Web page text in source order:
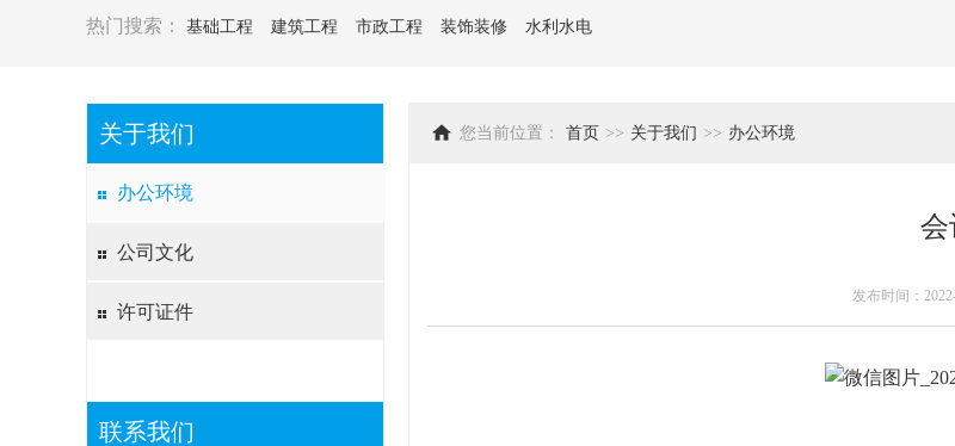
热门搜索： 基础工程 建筑工程 市政工程 装饰装修 水利水电
关于我们
办公环境
公司文化
许可证件
联系我们
您当前位置： 首页 >> 关于我们 >> 办公环境
会
发布时间：